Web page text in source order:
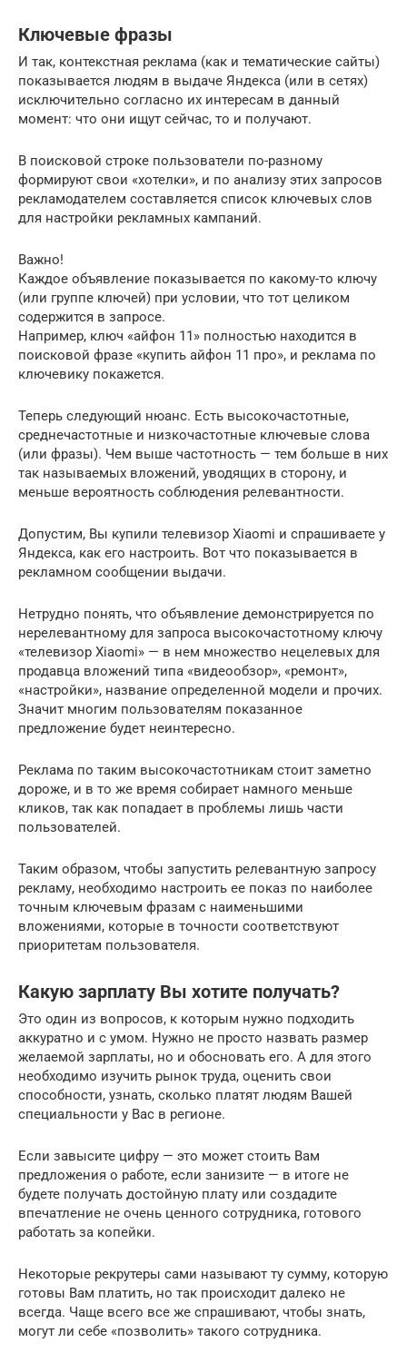
Ключевые фразы
И так, контекстная реклама (как и тематические сайты)
показывается людям в выдаче Яндекса (или в сетях)
исключительно согласно их интересам в данный
момент: что они ищут сейчас, то и получают.
В поисковой строке пользователи по-разному
формируют свои «хотелки», и по анализу этих запросов
рекламодателем составляется список ключевых слов
для настройки рекламных кампаний.
Важно!
Каждое объявление показывается по какому-то ключу
(или группе ключей) при условии, что тот целиком
содержится в запросе.
Например, ключ «айфон 11» полностью находится в
поисковой фразе «купить айфон 11 про», и реклама по
ключевику покажется.
Теперь следующий нюанс. Есть высокочастотные,
среднечастотные и низкочастотные ключевые слова
(или фразы). Чем выше частотность — тем больше в них
так называемых вложений, уводящих в сторону, и
меньше вероятность соблюдения релевантности.
Допустим, Вы купили телевизор Xiaomi и спрашиваете у
Яндекса, как его настроить. Вот что показывается в
рекламном сообщении выдачи.
Нетрудно понять, что объявление демонстрируется по
нерелевантному для запроса высокочастотному ключу
«телевизор Xiaomi» — в нем множество нецелевых для
продавца вложений типа «видеообзор», «ремонт»,
«настройки», название определенной модели и прочих.
Значит многим пользователям показанное
предложение будет неинтересно.
Реклама по таким высокочастотникам стоит заметно
дороже, и в то же время собирает намного меньше
кликов, так как попадает в проблемы лишь части
пользователей.
Таким образом, чтобы запустить релевантную запросу
рекламу, необходимо настроить ее показ по наиболее
точным ключевым фразам с наименьшими
вложениями, которые в точности соответствуют
приоритетам пользователя.
Какую зарплату Вы хотите получать?
Это один из вопросов, к которым нужно подходить
аккуратно и с умом. Нужно не просто назвать размер
желаемой зарплаты, но и обосновать его. А для этого
необходимо изучить рынок труда, оценить свои
способности, узнать, сколько платят людям Вашей
специальности у Вас в регионе.
Если завысите цифру — это может стоить Вам
предложения о работе, если занизите — в итоге не
будете получать достойную плату или создадите
впечатление не очень ценного сотрудника, готового
работать за копейки.
Некоторые рекрутеры сами называют ту сумму, которую
готовы Вам платить, но так происходит далеко не
всегда. Чаще всего все же спрашивают, чтобы знать,
могут ли себе «позволить» такого сотрудника.